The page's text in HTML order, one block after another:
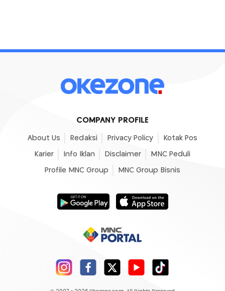
COMPANY PROFILE
About Us Redaksi Privacy Policy Kotak Pos
Karier Info Iklan Disclaimer MNC Peduli
Profile MNC Group MNC Group Bisnis